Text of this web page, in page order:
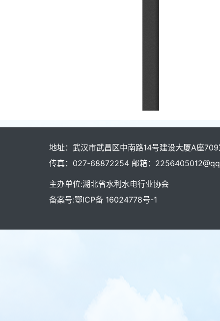
地址：武汉市武昌区中南路14号建设大厦A座
传真：027-68872254 邮箱：
主办单位:湖北省水利水电行业协会
备案号:鄂ICP备 16024778号-1